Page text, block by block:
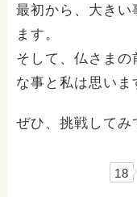
最初から、大きい
ます。
そして、仏さまの
な事と私は思いま
ぜひ、挑戦してみ
18